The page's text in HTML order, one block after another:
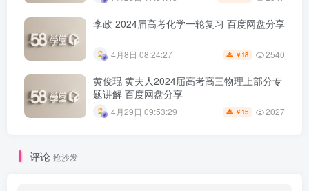
李政 2024届高考化学一轮复习 百度网盘分享
4月8日 08:24:27 ￥ 18 2540
黄俊琨 黄夫人2024届高考高三物理上部分专
题讲解 百度网盘分享
4月29日 09:53:29 ￥ 15 2027
评论 抢沙发